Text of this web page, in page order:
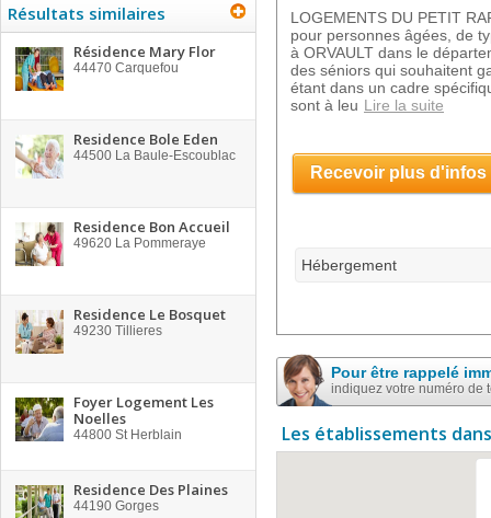
Résultats similaires
Résidence Mary Flor
44470 Carquefou
Residence Bole Eden
44500 La Baule-Escoublac
Residence Bon Accueil
49620 La Pommeraye
Residence Le Bosquet
49230 Tillieres
Foyer Logement Les
Noelles
44800 St Herblain
Residence Des Plaines
44190 Gorges
LOGEMENTS DU PETIT
pour personnes âgées, de
à ORVAULT dans le
des séniors qui souhaitent
étant dans un cadre
sont à leu Lire la suite
Recevoir plus d'infos
Hébergement
Pour être rappelé
indiquez votre numéro de
Les établissements